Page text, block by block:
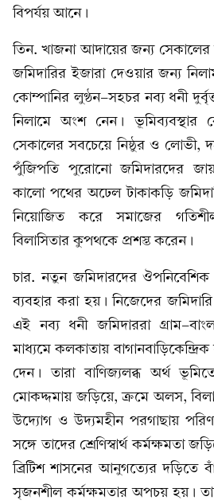
বিপর্যয় আনে।
তিন. খাজনা আদায়ের জন্য সেকালের
জমিদারির ইজারা দেওয়ার জন্য
কোম্পানির লুণ্ঠন-সহচর নব্য ধনী
নিলামে অংশ নেন। ভূমিব্যবস্থার
সেকালের সবচেয়ে নিষ্ঠুর ও লোভী,
পুঁজিপতি পুরোনো জমিদারদের
কালো পথের অঢেল টাকাকড়ি
নিয়োজিত করে সমাজের
বিলাসিতার কুপথকে প্রশস্ত করেন।
চার. নতুন জমিদারদের ঔপনিবেশিক
ব্যবহার করা হয়। নিজেদের
এই নব্য ধনী জমিদাররা গ্রাম-
মাধ্যমে কলকাতায়
দেন। তারা বাণিজ্যলব্ধ অর্থ
মোকদ্দমায় জড়িয়ে, ক্রমে অলস,
উদ্যোগ ও উদ্যমহীন পরগাছায়
সঙ্গে তাদের শ্রেণিস্বার্থ কর্মক্ষমতা
ব্রিটিশ শাসনের আনুগত্যের দড়িতে
সৃজনশীল কর্মক্ষমতার অপচয় হয়।